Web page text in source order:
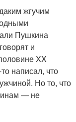
жгучим
Пушкина
и
XX
написал, что
Но то, что
— не